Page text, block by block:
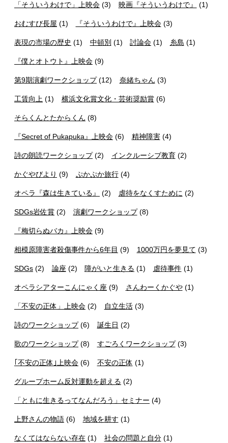
「そういうわけで」上映会 (3) 映画『そういうわけで』 (1)
おむすび長屋 (1) 『そういうわけで』上映会(3)
表現の市場の歴史 (1) 中頓別 (1) 討論会 (1) 糸島 (1)
『僕とオトウト』上映会 (9)
第9期演劇ワークショップ(12) 奈緒ちゃん (3)
工賃向上 (1) 横浜文化賞文化・芸術奨励賞(6)
そらくんとたからくん (8)
『Secret of Pukapuka』上映会 (6) 精神障害(4)
詩の朗読ワークショップ(2) インクルーシブ教育(2)
かぐやびより (9) ぷかぷか旅行(4)
オペラ『森は生きている』 (2) 虐待をなくすために (2)
SDGs岩佐賞 (2) 演劇ワークショップ(8)
『梅切らぬバカ』上映会 (9)
相模原障害者殺傷事件から6年目 (9) 1000万円を夢見て (3)
SDGs (2) 論座 (2) 障がいと生きる (1) 虐待事件 (1)
オペラシアターこんにゃく座 (9) さんわーくかぐや(1)
「不安の正体」上映会 (2) 自立生活(3)
詩のワークショップ(6) 誕生日 (2)
歌のワークショップ(8) すごろくワークショップ(3)
｢不安の正体｣上映会 (6) 不安の正体 (1)
グループホーム反対運動を超える (2)
「ともに生きるってなんだろう」セミナー (4)
上野さんの物語 (6) 地域を耕す (1)
なくてはならない存在 (1) 社会の問題と自分(1)